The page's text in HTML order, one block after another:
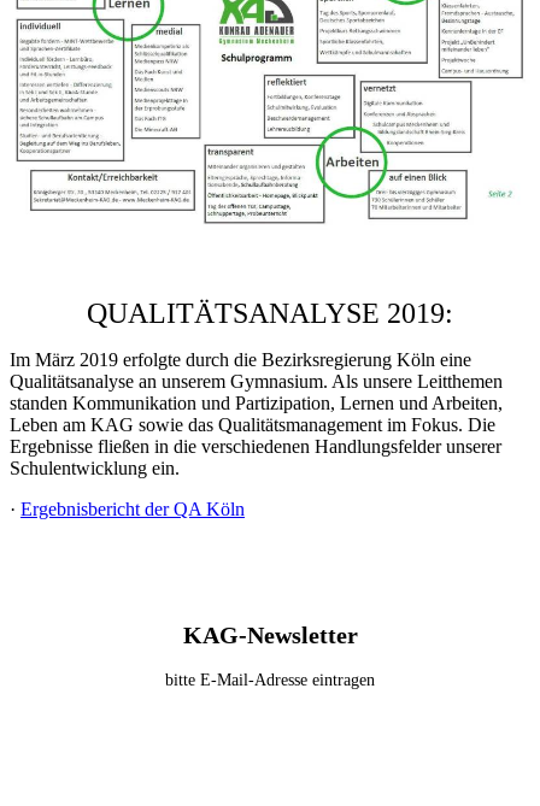
QUALITÄTSANALYSE 2019:
Im März 2019 erfolgte durch die Bezirksregierung Köln eine
Qualitätsanalyse an unserem Gymnasium. Als unsere Leitthemen
standen Kommunikation und Partizipation, Lernen und Arbeiten,
Leben am KAG sowie das Qualitätsmanagement im Fokus. Die
Ergebnisse fließen in die verschiedenen Handlungsfelder unserer
Schulentwicklung ein.
· Ergebnisbericht der QA Köln
KAG-Newsletter
bitte E-Mail-Adresse eintragen